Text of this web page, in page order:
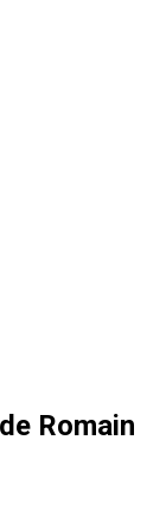
Romain